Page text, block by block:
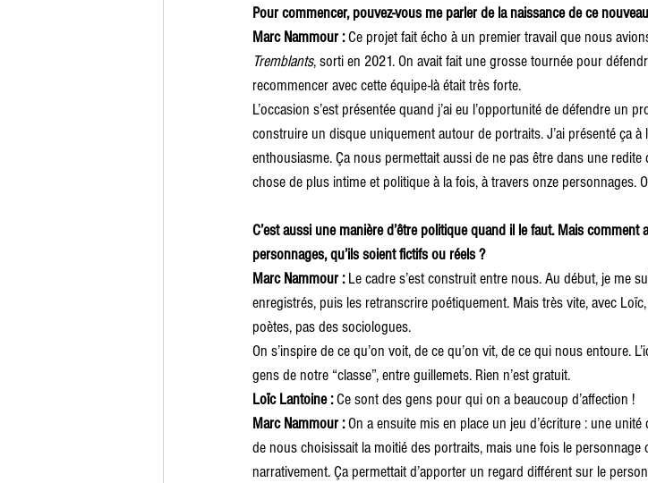
Pour commencer, pouvez-vous me parler de la naissance de ce
Marc Nammour : Ce projet fait écho à un premier travail que nous
Tremblants, sorti en 2021. On avait fait une grosse tournée pour
recommencer avec cette équipe-là était très forte.
L’occasion s’est présentée quand j’ai eu l’opportunité de défendre un
construire un disque uniquement autour de portraits. J’ai présenté ça à
enthousiasme. Ça nous permettait aussi de ne pas être dans une
chose de plus intime et politique à la fois, à travers onze personnages.
C’est aussi une manière d’être politique quand il le faut. Mais comment
personnages, qu’ils soient fictifs ou réels ?
Marc Nammour : Le cadre s’est construit entre nous. Au début, je me
enregistrés, puis les retranscrire poétiquement. Mais très vite, avec
poètes, pas des sociologues.
On s’inspire de ce qu’on voit, de ce qu’on vit, de ce qui nous entoure.
gens de notre “classe”, entre guillemets. Rien n’est gratuit.
Loïc Lantoine : Ce sont des gens pour qui on a beaucoup d’affection !
Marc Nammour : On a ensuite mis en place un jeu d’écriture : une
de nous choisissait la moitié des portraits, mais une fois le personnage
narrativement. Ça permettait d’apporter un regard différent sur le